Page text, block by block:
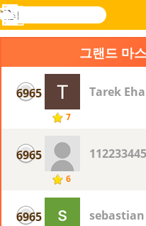
Novel
검
색
로그
메
뉴
그랜드 마
6965
7
Tarek
6965
6
6965